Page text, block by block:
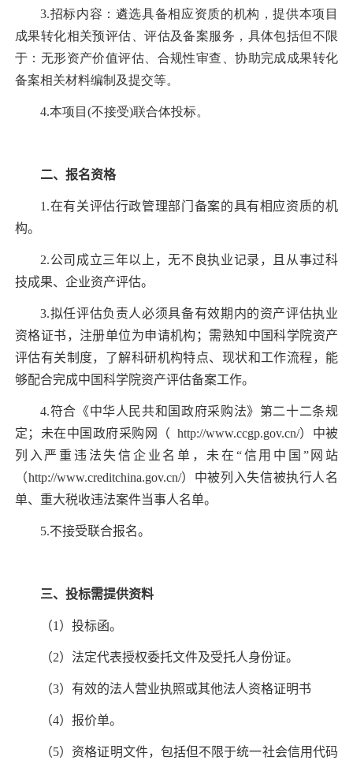
3.招标内容：遴选具备相应资质的机构，提供本项目
成果转化相关预评估、评估及备案服务，具体包括但不限
于：无形资产价值评估、合规性审查、协助完成成果转化
备案相关材料编制及提交等。
4.本项目(不接受)联合体投标。
二、报名资格
1.在有关评估行政管理部门备案的具有相应资质的机
构。
2.公司成立三年以上，无不良执业记录，且从事过科
技成果、企业资产评估。
3.拟任评估负责人必须具备有效期内的资产评估执业
资格证书，注册单位为申请机构；需熟知中国科学院资产
评估有关制度，了解科研机构特点、现状和工作流程，能
够配合完成中国科学院资产评估备案工作。
4.符合《中华人民共和国政府采购法》第二十二条规
定；未在中国政府采购网（ http://www.ccgp.gov.cn/）中被
列入严重违法失信企业名单，未在“信用中国”网站
（http://www.creditchina.gov.cn/）中被列入失信被执行人名
单、重大税收违法案件当事人名单。
5.不接受联合报名。
三、投标需提供资料
（1 ）投标函。
（2）法定代表授权委托文件及受托人身份证。
（3）有效的法人营业执照或其他法人资格证明书
（4）报价单。
（5）资格证明文件，包括但不限于统一社会信用代码